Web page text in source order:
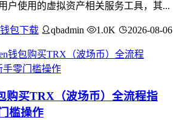
户使用的虚拟资产相关服务工具，其...
包下载 qbadmin 1.0K 2026-08-06
购买TRX（波场币）全流程指
槛操作